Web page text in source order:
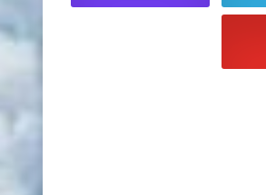
في السودان
اليوم الأحد 10 مايو 2026 مقابل الجنية
أسعار العملات